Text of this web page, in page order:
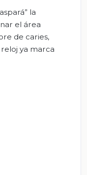
la
el área
de caries,
ya marca